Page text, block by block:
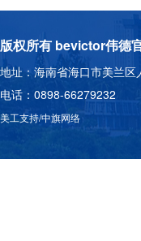
版权所有 bevictor伟德
地址：海南省海口市美兰
电话：0898-66279232
美工支持/中旗网络